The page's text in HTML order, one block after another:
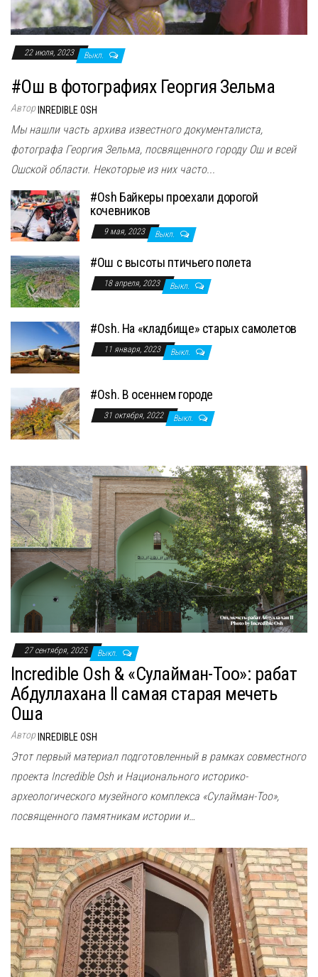
22 июля, 2023 Выкл.
#Ош в фотографиях Георгия Зельма
Автор INREDIBLE OSH
Мы нашли часть архива известного документалиста,
фотографа Георгия Зельма, посвященного городу Ош и всей
Ошской области. Некоторые из них часто...
#Osh Байкеры проехали дорогой
кочевников
9 мая, 2023 Выкл.
#Ош с высоты птичьего полета
18 апреля, 2023 Выкл.
#Osh. На «кладбище» старых самолетов
11 января, 2023 Выкл.
#Osh. В осеннем городе
31 октября, 2022 Выкл.
27 сентября, 2025 Выкл.
Incredible Osh & «Сулайман-Тоо»: рабат
Абдуллахана II самая старая мечеть
Оша
Автор INREDIBLE OSH
Этот первый материал подготовленный в рамках совместного
проекта Incredible Osh и Национального историко-
археологического музейного комплекса «Сулайман-Тоо»,
посвященного памятникам истории и…